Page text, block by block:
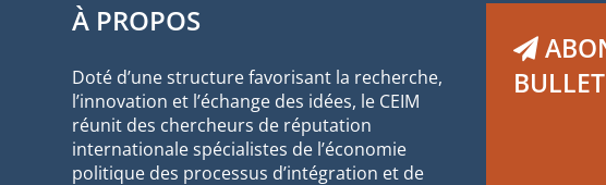
À PROPOS
Doté d’une structure favorisant la recherche,
l’innovation et l’échange des idées, le CEIM
réunit des chercheurs de réputation
internationale spécialistes de l’économie
politique des processus d’intégration et de